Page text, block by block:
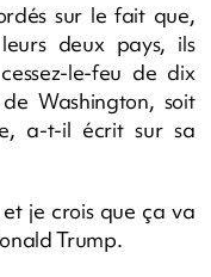
sur le fait que,
deux pays, ils
le-feu de dix
Washington, soit
a-t-il écrit sur sa
je crois que ça va
Trump.